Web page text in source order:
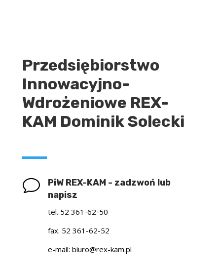
Przedsiębiorstwo
Innowacyjno-
Wdrożeniowe REX-
KAM Dominik Solecki
v
PiW REX-KAM - zadzwoń lub
napisz
tel. 52 361-62-50
fax. 52 361-62-52
e-mail: biuro@rex-kam.pl